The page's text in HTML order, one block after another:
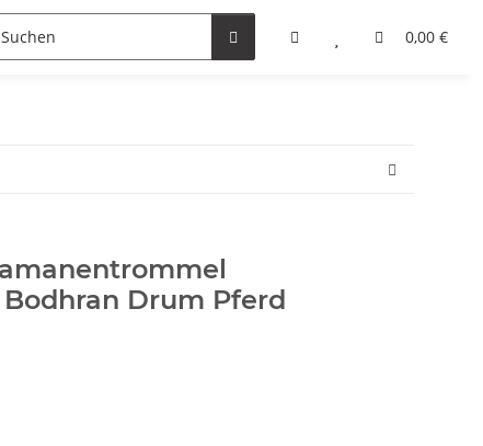
0,00 €
Drum Pferd